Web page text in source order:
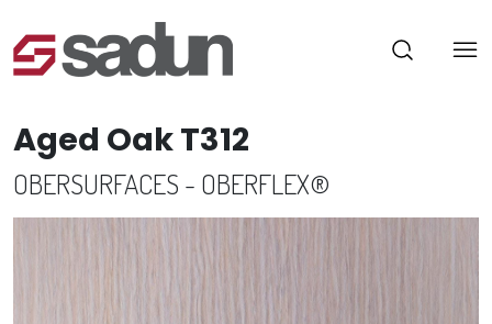
Aged Oak T312
OBERSURFACES - OBERFLEX®